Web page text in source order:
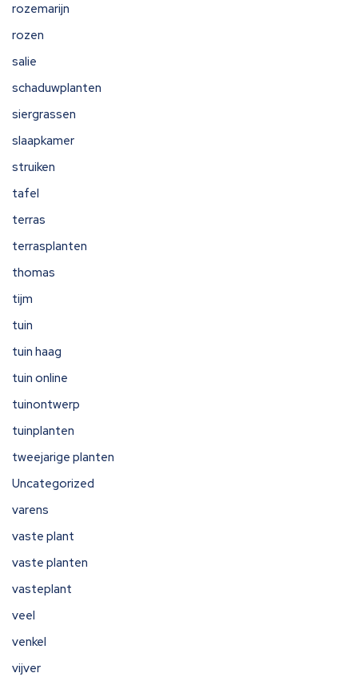
rozemarijn
rozen
salie
schaduwplanten
siergrassen
slaapkamer
struiken
tafel
terras
terrasplanten
thomas
tijm
tuin
tuin haag
tuin online
tuinontwerp
tuinplanten
tweejarige planten
Uncategorized
varens
vaste plant
vaste planten
vasteplant
veel
venkel
vijver